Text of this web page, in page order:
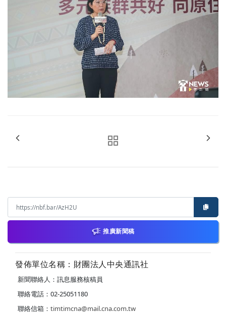
推廣新聞稿
發佈單位名稱：財團法人中央通訊社
新聞聯絡人：訊息服務核稿員
聯絡電話：02-25051180
聯絡信箱： timtimcna@mail.cna.com.tw